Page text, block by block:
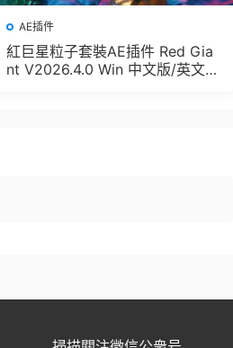
AE插件
紅巨星粒子套裝AE插件 Red Gia
nt V2026.4.0 Win 中文版/英文